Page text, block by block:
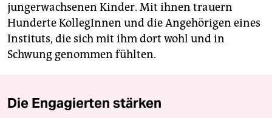
jungerwachsenen Kinder. Mit ihnen trauern
Hunderte KollegInnen und die Angehörigen eines
Instituts, die sich mit ihm dort wohl und in
Schwung genommen fühlten.
Die Engagierten stärken